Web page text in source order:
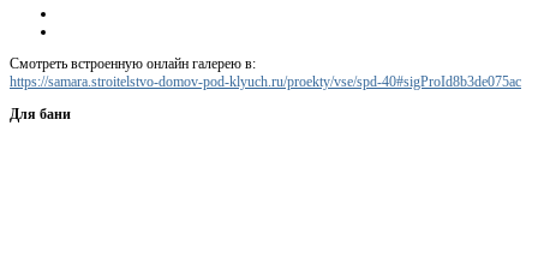
Смотреть встроенную онлайн галерею в:
https://samara.stroitelstvo-domov-pod-klyuch.ru/proekty/vse/spd-40#sigProId8b3de075ac
Для бани